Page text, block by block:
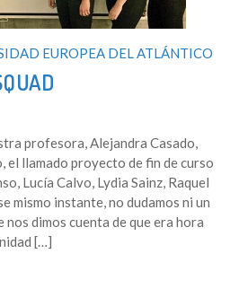
EUROPEA DEL ATLÁNTICO
profesora, Alejandra Casado,
el llamado proyecto de fin de curso
Lucía Calvo, Lydia Sainz, Raquel
mismo instante, no dudamos ni un
dimos cuenta de que era hora
[…]